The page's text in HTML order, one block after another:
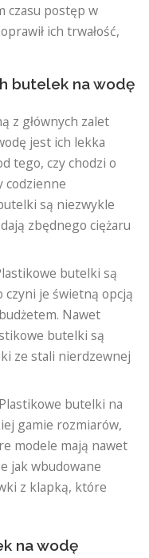
czasu postęp w
ich trwałość,
butelek na wodę
z głównych zalet
jest ich lekka
tego, czy chodzi o
codzienne
są niezwykle
zbędnego ciężaru
butelki są
czyni je świetną opcją
Nawet
butelki są
ze stali nierdzewnej
Plastikowe butelki na
gamie rozmiarów,
modele mają nawet
jak wbudowane
z klapką, które
na wodę